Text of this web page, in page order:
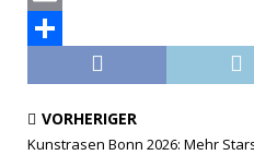
aE
VORHERIGER
Kunstrasen Bonn 2026: Mehr